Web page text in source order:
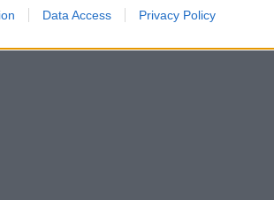
Data Access Privacy Policy